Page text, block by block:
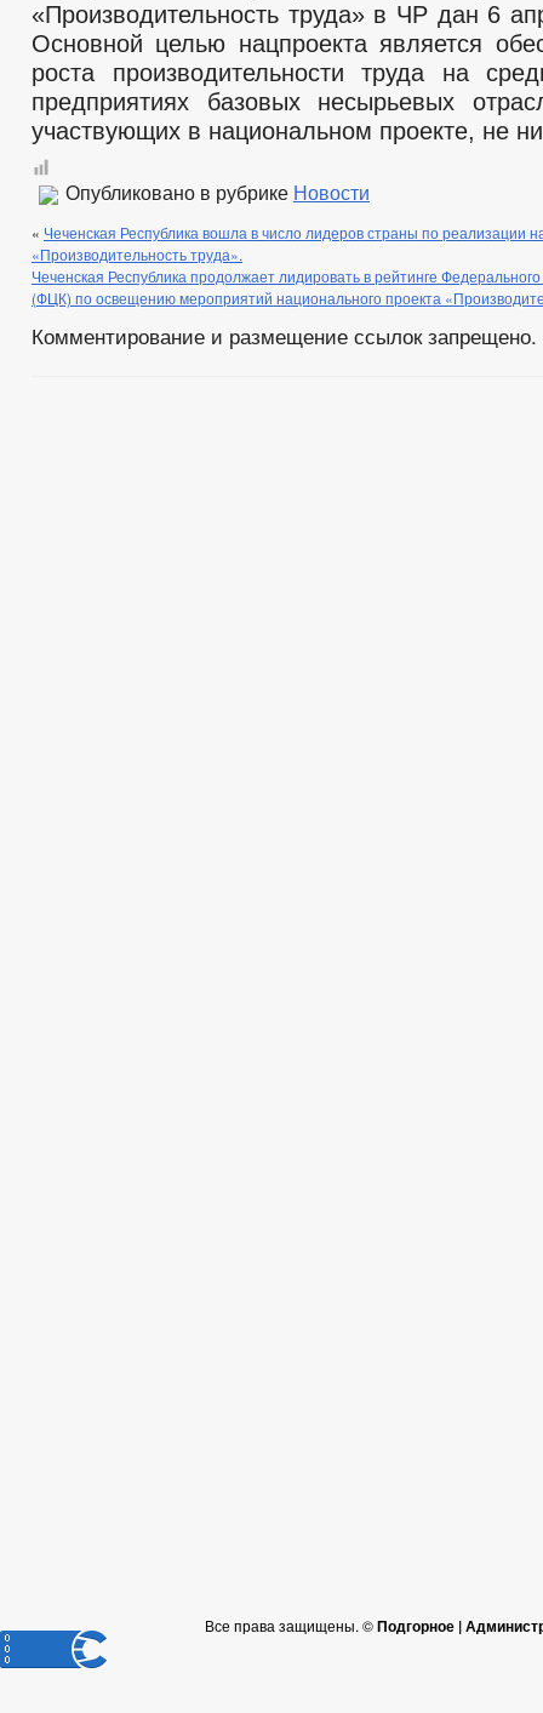
«Производительность труда» в ЧР дан 6
Основной целью нацпроекта является
роста производительности труда на
предприятиях базовых несырьевых
участвующих в национальном проекте, не
Опубликовано в рубрике Новости
« Чеченская Республика вошла в число лидеров страны по реализации
«Производительность труда».
Чеченская Республика продолжает лидировать в рейтинге
(ФЦК) по освещению мероприятий национального проекта
Комментирование и размещение ссылок запрещено.
Все права защищены. ©Подгорное |